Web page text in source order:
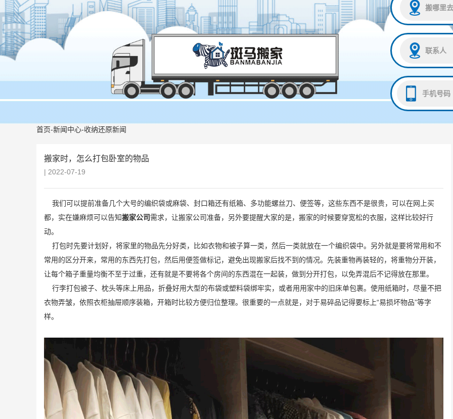
首页-新闻中心-收纳还原新闻
搬家时，怎么打包卧室的物品
| 2022-07-19
我们可以提前准备几个大号的编织袋或麻袋、封口箱还有纸箱、多功能螺丝刀、便签等，这些东西不是很贵，可以在网上买
都，实在嫌麻烦可以告知搬家公司需求，让搬家公司准备，另外要提醒大家的是，搬家的时候要穿宽松的衣服，这样比较好行
动。
打包时先要计划好，将家里的物品先分好类，比如衣物和被子算一类，然后一类就放在一个编织袋中。另外就是要将常用和不
常用的区分开来，常用的东西先打包，然后用便签做标记，避免出现搬家后找不到的情况。先装重物再装轻的，将重物分开装，
让每个箱子重量均衡不至于过重，还有就是不要将各个房间的东西混在一起装，做到分开打包，以免弄混后不记得放在那里。
行李打包被子、枕头等床上用品，折叠好用大型的布袋或塑料袋绑牢实，或者用用家中的旧床单包裹。使用纸箱时，尽量不把
衣物弄皱，依照衣柜抽屉顺序装箱，开箱时比较方便归位整理。很重要的一点就是，对于易碎品记得要标上“易损坏物品”等字
样。